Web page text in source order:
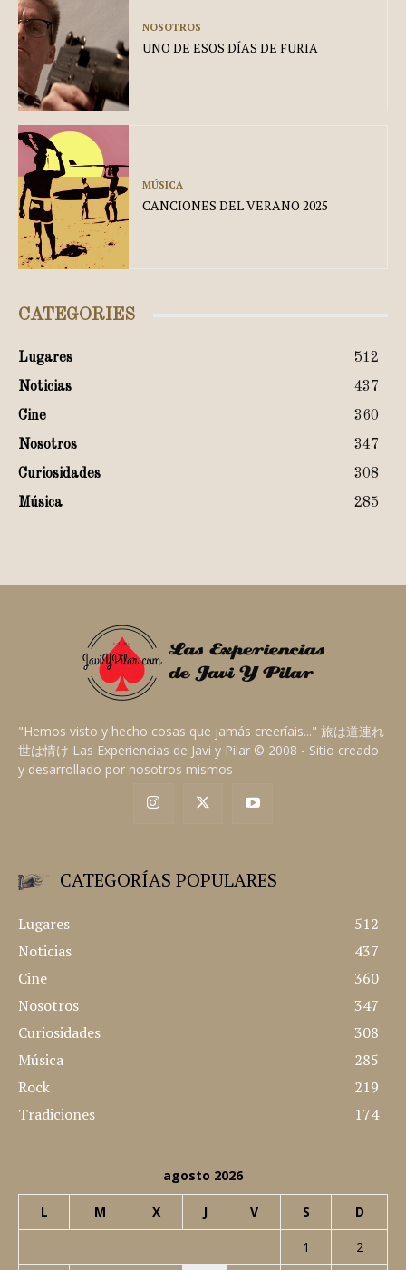
NOSOTROS
UNO DE ESOS DÍAS DE FURIA
MÚSICA
CANCIONES DEL VERANO 2025
CATEGORIES
Lugares
512
Noticias
437
Cine
360
Nosotros
347
Curiosidades
308
Música
285
"Hemos visto y hecho cosas que jamás creeríais..." 旅は道連れ
世は情け Las Experiencias de Javi y Pilar © 2008 - Sitio creado
y desarrollado por nosotros mismos
CATEGORÍAS POPULARES
Lugares
512
Noticias
437
Cine
360
Nosotros
347
Curiosidades
308
Música
285
Rock
219
Tradiciones
174
agosto 2026
L M X J V S D
1 2